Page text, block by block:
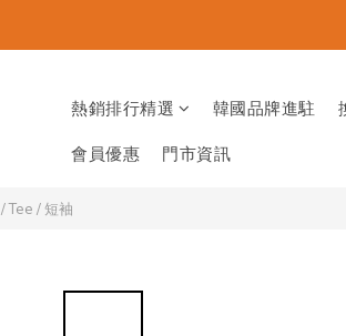
熱銷排行精選 韓國品牌進駐
會員優惠 門市資訊
/Tee / 短袖